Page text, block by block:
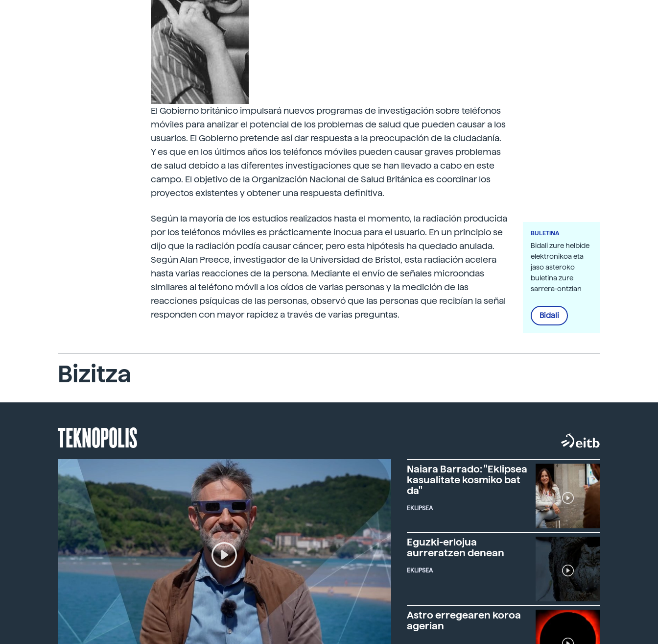
El Gobierno británico impulsará nuevos programas de investigación sobre teléfonos
móviles para analizar el potencial de los problemas de salud que pueden causar a los
usuarios. El Gobierno pretende así dar respuesta a la preocupación de la ciudadanía.
Y es que en los últimos años los teléfonos móviles pueden causar graves problemas
de salud debido a las diferentes investigaciones que se han llevado a cabo en este
campo. El objetivo de la Organización Nacional de Salud Británica es coordinar los
proyectos existentes y obtener una respuesta definitiva.
Según la mayoría de los estudios realizados hasta el momento, la radiación producida
por los teléfonos móviles es prácticamente inocua para el usuario. En un principio se
dijo que la radiación podía causar cáncer, pero esta hipótesis ha quedado anulada.
Según Alan Preece, investigador de la Universidad de Bristol, esta radiación acelera
hasta varias reacciones de la persona. Mediante el envío de señales microondas
similares al teléfono móvil a los oídos de varias personas y la medición de las
reacciones psíquicas de las personas, observó que las personas que recibían la señal
responden con mayor rapidez a través de varias preguntas.
BULETINA
Bidali zure helbide
elektronikoa eta
jaso asteroko
buletina zure
sarrera-ontzian
Bidali
Bizitza
TEKNOPOLIS
Naiara Barrado: "Eklipsea
kasualitate kosmiko bat
da"
EKLIPSEA
Eguzki-erlojua
aurreratzen denean
EKLIPSEA
Astro erregearen koroa
agerian